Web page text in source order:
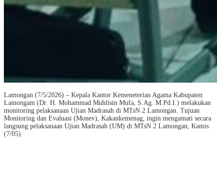
Lamongan (7/5/2026) – Kepala Kantor Kemeneterian Agama Kabupaten
Lamongam (Dr. H. Mohammad Muhlisin Mufa, S.Ag. M.Pd.I.) melakukan
monitoring pelaksanaan Ujian Madrasah di MTsN 2 Lamongan. Tujuan
Monitoring dan Evaluasi (Monev), Kakankemenag, ingin mengamati secara
langsung pelaksanaan Ujian Madrasah (UM) di MTsN 2 Lamongan, Kamis
(7/05).